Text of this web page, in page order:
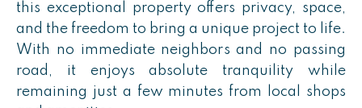
this exceptional property offers privacy, space,
and the freedom to bring a unique project to life.
With no immediate neighbors and no passing
road, it enjoys absolute tranquility while
remaining just a few minutes from local shops